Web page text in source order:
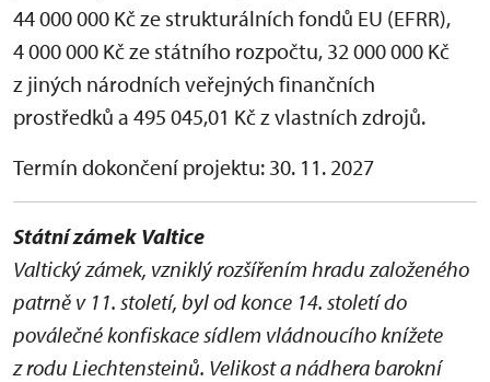
44 000 000 Kč ze strukturálních fondů EU (EFRR),
4 000 000 Kč ze státního rozpočtu, 32 000 000 Kč
z jiných národních veřejných finančních
prostředků a 495 045,01 Kč z vlastních zdrojů.
Termín dokončení projektu: 30. 11. 2027
Státní zámek Valtice
Valtický zámek, vzniklý rozšířením hradu založeného
patrně v 11. století, byl od konce 14. století do
poválečné konfiskace sídlem vládnoucího knížete
z rodu Liechtensteinů. Velikost a nádhera barokní